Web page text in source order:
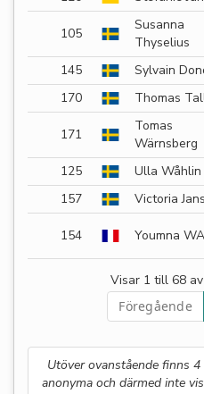
105
Susanna
Thyselius
145
Sylvain
170
Thomas
171
Tomas
Wärnsberg
125 Ulla Wåhlin
157
Victoria
154 Youmna
Visar 1 till 68
Föregående
Utöver ovanstående finns
anonyma och därmed inte